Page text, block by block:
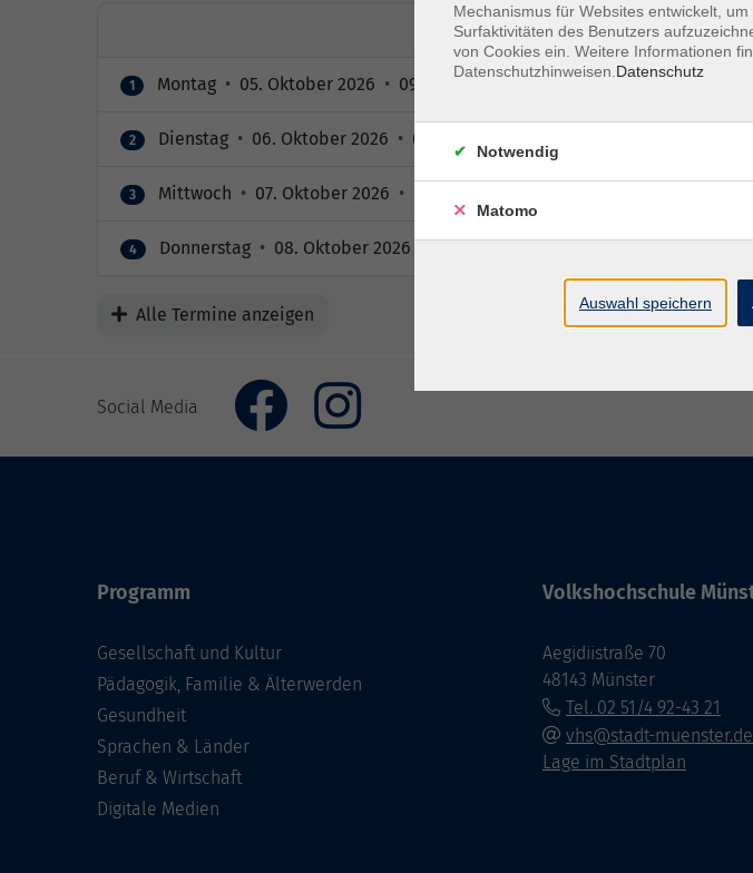
Ort /
1 Montag • 05. Oktober 2026 • 09:00 – 16:00 Uhr Raum
2 Dienstag • 06. Oktober 2026 • 09:00 – 16:00 Uhr
3 Mittwoch • 07. Oktober 2026 •
4 Donnerstag • 08. Oktober 2026
Alle Termine anzeigen
Social Media
Programm
Gesellschaft und Kultur
Pädagogik, Familie & Älterwerden
Gesundheit
Sprachen & Länder
Beruf & Wirtschaft
Digitale Medien
Volkshochschule
Aegidiistraße 70
48143 Münster
Tel. 02 51/4 92-43 21
vhs@stadt-muenster.de
Lage im Stadtplan
Mechanismus für Websites entwickelt,
Surfaktivitäten des Benutzers
von Cookies ein. Weitere Informationen
Datenschutzhinweisen. Datenschutz
Notwendig
Matomo
Auswahl speichern